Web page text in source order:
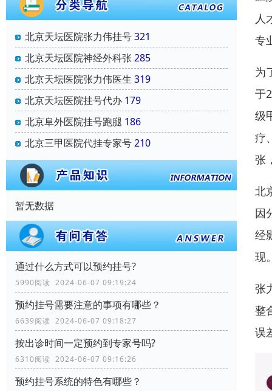
北京天坛医院张力伟挂号321
北京天坛医院神经外科张 285
北京天坛医院张力伟医生 319
北京天坛医院挂号代办 179
北京阜外医院挂号跑腿 186
北京三甲医院代挂专家号210
暂无数据
通过什么方式可以预约挂号?
5990阅读 2024-06-07 09:19:24
预约挂号需要注意的事项有哪些？
6639阅读 2024-06-07 09:18:27
按出诊时间一定预约到专家号吗?
6310阅读 2024-06-07 09:16:26
预约挂号系统的特色有哪些？
人
专
为
于
级
疗
张
北
因
经
现
张
整
误